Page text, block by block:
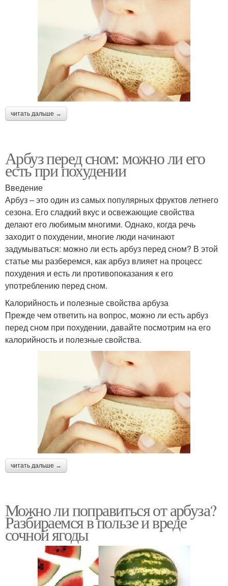
читать дальше →
Арбуз перед сном: можно ли его
есть при похудении
Введение
Арбуз – это один из самых популярных фруктов летнего
сезона. Его сладкий вкус и освежающие свойства
делают его любимым многими. Однако, когда речь
заходит о похудении, многие люди начинают
задумываться: можно ли есть арбуз перед сном? В этой
статье мы разберемся, как арбуз влияет на процесс
похудения и есть ли противопоказания к его
употреблению перед сном.
Калорийность и полезные свойства арбуза
Прежде чем ответить на вопрос, можно ли есть арбуз
перед сном при похудении, давайте посмотрим на его
калорийность и полезные свойства.
читать дальше →
Можно ли поправиться от арбуза?
Разбираемся в пользе и вреде
сочной ягоды